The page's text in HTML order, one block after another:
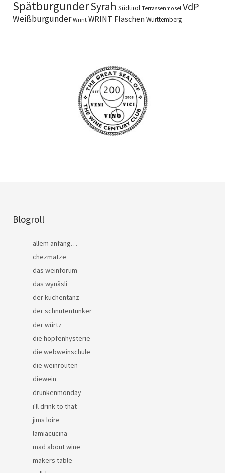
SpätburgunderSyrah Südtirol Terrassenmosel VdP
Weißburgunder Wrint WRINT Flaschen Württemberg
Blogroll
allem anfang…
chezmatze
das weinforum
das wynäsli
der küchentanz
der schnutentunker
der würtz
die hopfenhysterie
die webweinschule
die weinrouten
diewein
drunkenmonday
i'll drink to that
jims loire
lamiacucina
mad about wine
makers table